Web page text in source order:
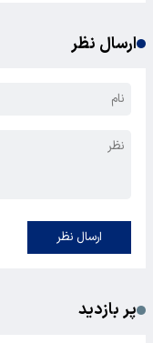
ارسال نظر
ارسال نظر
پر بازدید